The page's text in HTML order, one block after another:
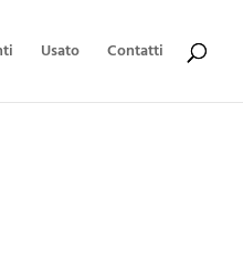
Usato Contatti